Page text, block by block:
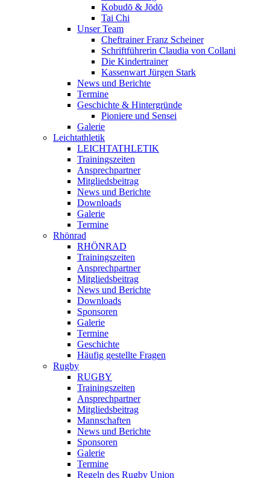
Kobudō & Jōdō
Tai Chi
Unser Team
Cheftrainer Franz Scheiner
Schriftführerin Claudia von Collani
Die Kindertrainer
Kassenwart Jürgen Stark
News und Berichte
Termine
Geschichte & Hintergründe
Pioniere und Sensei
Galerie
Leichtathletik
LEICHTATHLETIK
Trainingszeiten
Ansprechpartner
Mitgliedsbeitrag
News und Berichte
Downloads
Galerie
Termine
Rhönrad
RHÖNRAD
Trainingszeiten
Ansprechpartner
Mitgliedsbeitrag
News und Berichte
Downloads
Sponsoren
Galerie
Termine
Geschichte
Häufig gestellte Fragen
Rugby
RUGBY
Trainingszeiten
Ansprechpartner
Mitgliedsbeitrag
Mannschaften
News und Berichte
Sponsoren
Galerie
Termine
Regeln des Rugby Union